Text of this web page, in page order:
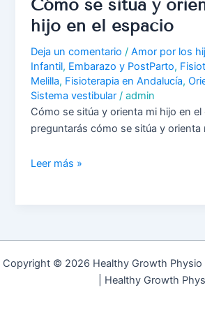
Cómo se sitúa y
hijo en el espacio
Deja un comentario /Amor por los
Infantil, Embarazo y PostParto,
Melilla, Fisioterapia en Andalucía,
Sistema vestibular /admin
Cómo se sitúa y orienta mi hijo en el
preguntarás cómo se sitúa y
Leer más »
Copyright © 2026 Healthy Growth Physio
| Healthy Growth